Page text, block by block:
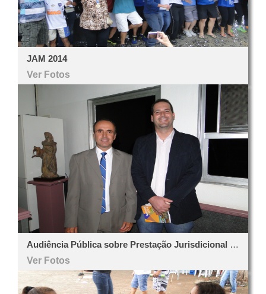
JAM 2014
Ver Fotos
Audiência Pública sobre Prestação Jurisdicional - 29/04/2014
Ver Fotos